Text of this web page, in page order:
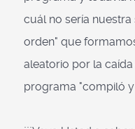
cuál no sería
orden" que
aleatorio por la
programa "compiló